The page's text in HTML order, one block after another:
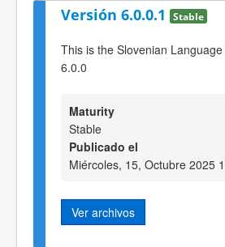
Versión 6.0.0.1 Stable
This is the Slovenian
6.0.0
Maturity
Stable
Publicado el
Miércoles, 15, Octubre 2025
Ver archivos